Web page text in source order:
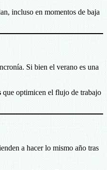
incluso en momentos de baja
Si bien el verano es una
que optimicen el flujo de trabajo
a hacer lo mismo año tras